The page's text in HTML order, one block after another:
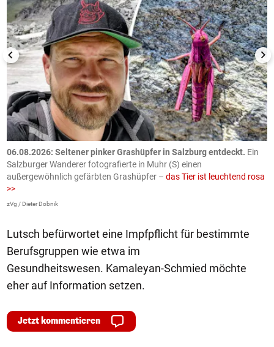
06.08.2026: Seltener pinker Grashüpfer in Salzburg entdeckt. Ein
Salzburger Wanderer fotografierte in Muhr (S) einen
außergewöhnlich gefärbten Grashüpfer – das Tier ist leuchtend rosa
>>
zVg / Dieter Dobnik
Lutsch befürwortet eine Impfpflicht für bestimmte
Berufsgruppen wie etwa im
Gesundheitswesen. Kamaleyan-Schmied möchte
eher auf Information setzen.
Jetzt kommentieren